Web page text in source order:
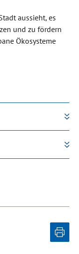
aussieht, es
und zu fördern
Ökosysteme